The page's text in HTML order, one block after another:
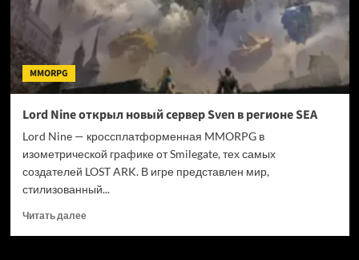
MMORPG
Lord Nine открыл новый сервер Sven в регионе SEA
Lord Nine — кроссплатформенная MMORPG в
изометрической графике от Smilegate, тех самых
создателей LOST ARK. В игре представлен мир,
стилизованный...
Читать далееПрочитать